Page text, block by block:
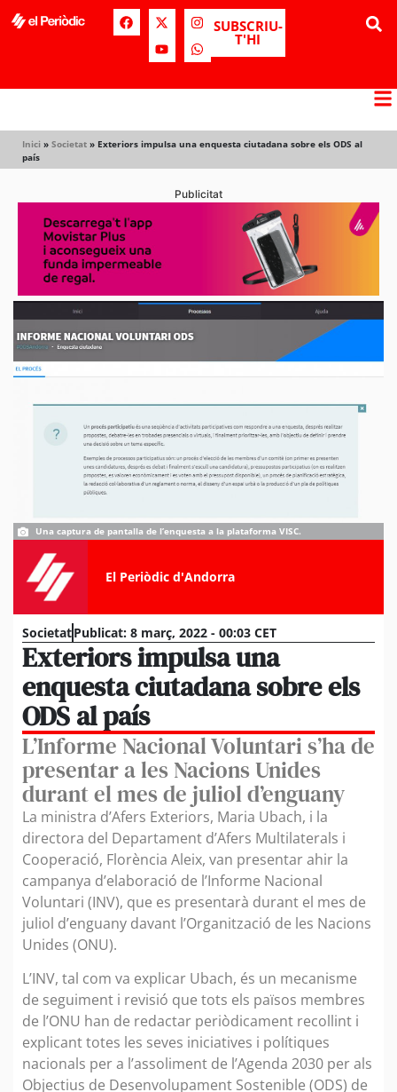
SUBSCRIU-
T'HI
Inici » Societat » Exteriors impulsa una enquesta ciutadana sobre els ODS al
país
Publicitat
Una captura de pantalla de l’enquesta a la plataforma VISC.
El Periòdic d'Andorra
SocietatPublicat: 8 març, 2022 - 00:03 CET
Exteriors impulsa una
enquesta ciutadana sobre els
ODS al país
L’Informe Nacional Voluntari s’ha de
presentar a les Nacions Unides
durant el mes de juliol d’enguany
La ministra d’Afers Exteriors, Maria Ubach, i la
directora del Departament d’Afers Multilaterals i
Cooperació, Florència Aleix, van presentar ahir la
campanya d’elaboració de l’Informe Nacional
Voluntari (INV), que es presentarà durant el mes de
juliol d’enguany davant l’Organització de les Nacions
Unides (ONU).
L’INV, tal com va explicar Ubach, és un mecanisme
de seguiment i revisió que tots els països membres
de l’ONU han de redactar periòdicament recollint i
explicant totes les seves iniciatives i polítiques
nacionals per a l’assoliment de l’Agenda 2030 per als
Objectius de Desenvolupament Sostenible (ODS) de